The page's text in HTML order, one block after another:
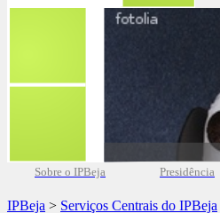
Sobre o IPBeja Presidência
IPBeja > Serviços Centrais do IPBeja